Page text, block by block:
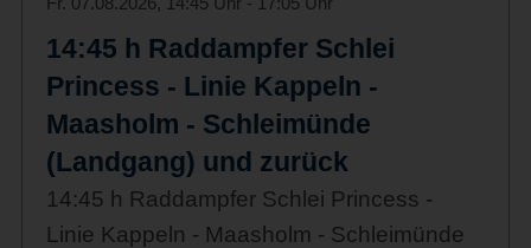
14:45 h Raddampfer Schlei
Princess - Linie Kappeln -
Maasholm - Schleimünde
(Landgang) und zurück
14:45 h Raddampfer Schlei Princess -
Linie Kappeln - Maasholm - Schleimünde